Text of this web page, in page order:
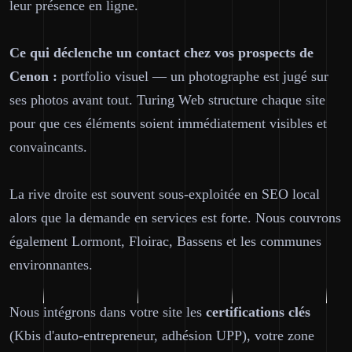
leur présence en ligne.
Ce qui déclenche un contact chez vos prospects de
Cenon : portfolio visuel — un photographe est jugé sur
ses photos avant tout. Turing Web structure chaque site
pour que ces éléments soient immédiatement visibles et
convaincants.
La rive droite est souvent sous-exploitée en SEO local
alors que la demande en services est forte. Nous couvrons
également Lormont, Floirac, Bassens et les communes
environnantes.
Nous intégrons dans votre site les certifications clés
(Kbis d'auto-entrepreneur, adhésion UPP), votre zone